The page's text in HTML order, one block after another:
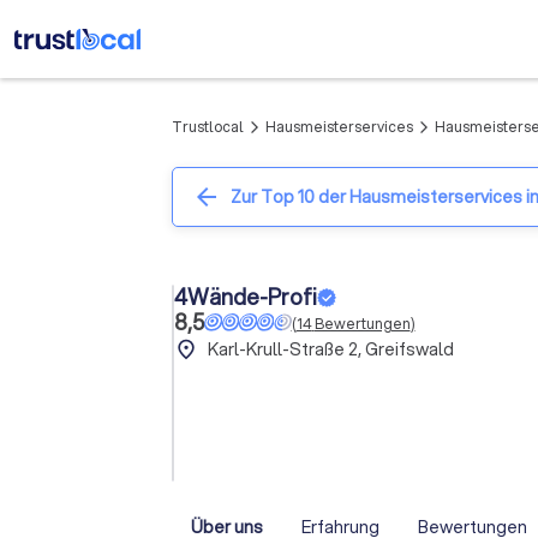
Trustlocal arrow_forward_ios Hausmeisterservices arrow_forward_ios
arrow_back Zur Top 10 der Hausmeisterservices
4Wände-Profi
8,5
(14Bewertungen)
place Karl-Krull-Straße 2, Greifswald
Über uns Erfahrung Bewertungen